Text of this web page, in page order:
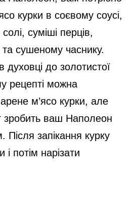
курки в соєвому соусі,
солі, суміші перців,
та сушеному часнику.
духовці до золотистої
рецепті можна
м’ясо курки, але
зробить ваш Наполеон
запікання курку
і потім нарізати